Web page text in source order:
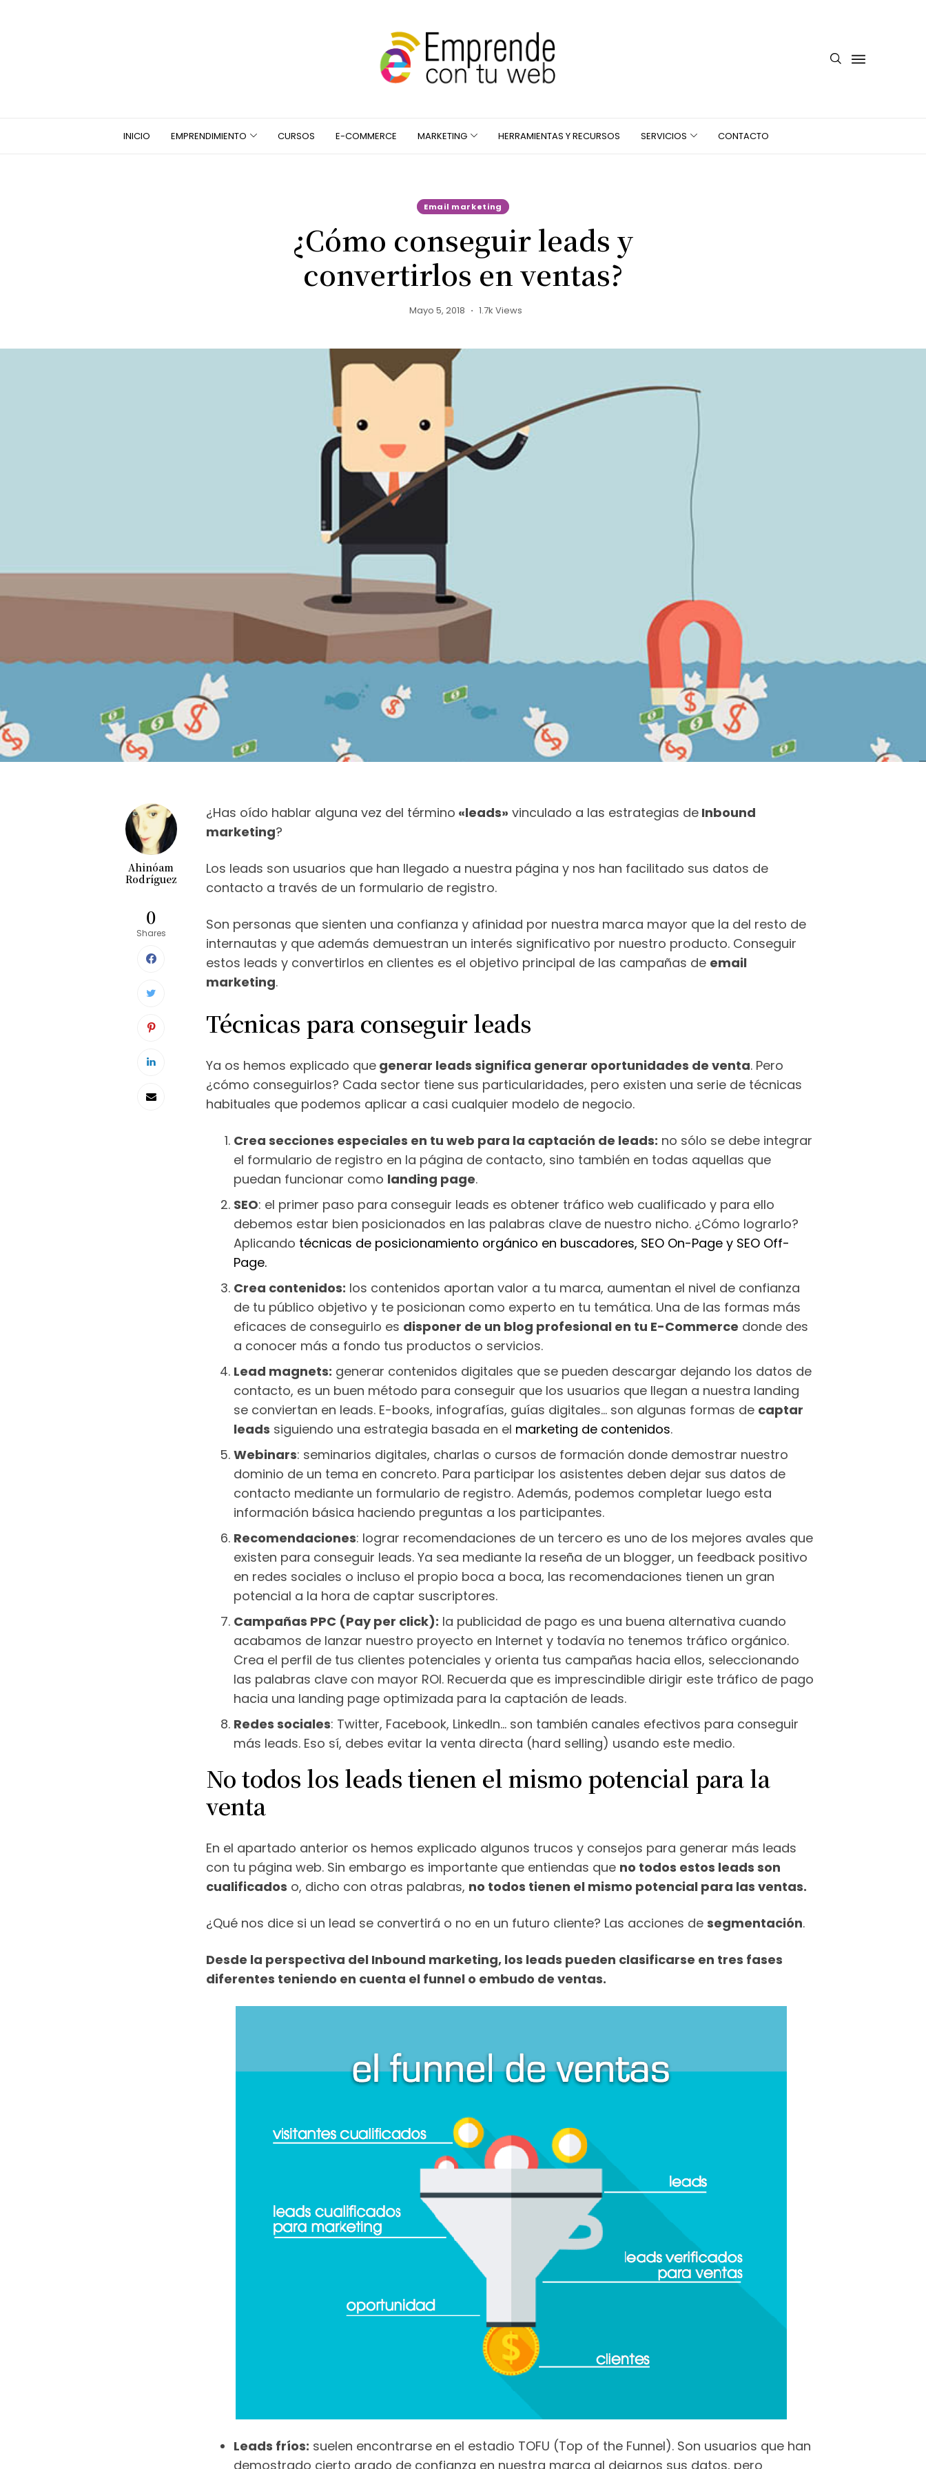
INICIO EMPRENDIMIENTO CURSOS E-COMMERCE MARKETING HERRAMIENTAS Y RECURSOS SERVICIOS CONTACTO
Email marketing
¿Cómo conseguir leads y
convertirlos en ventas?
Mayo 5, 2018 1.7k Views
Ahinóam
Rodríguez
0
Shares
¿Has oído hablar alguna vez del término «leads» vinculado a las estrategias de Inbound
marketing?
Los leads son usuarios que han llegado a nuestra página y nos han facilitado sus datos de
contacto a través de un formulario de registro.
Son personas que sienten una confianza y afinidad por nuestra marca mayor que la del resto de
internautas y que además demuestran un interés significativo por nuestro producto. Conseguir
estos leads y convertirlos en clientes es el objetivo principal de las campañas de email
marketing.
Técnicas para conseguir leads
Ya os hemos explicado que generar leads significa generar oportunidades de venta. Pero
¿cómo conseguirlos? Cada sector tiene sus particularidades, pero existen una serie de técnicas
habituales que podemos aplicar a casi cualquier modelo de negocio.
Crea secciones especiales en tu web para la captación de leads: no sólo se debe integrar
el formulario de registro en la página de contacto, sino también en todas aquellas que
puedan funcionar como landing page.
SEO: el primer paso para conseguir leads es obtener tráfico web cualificado y para ello
debemos estar bien posicionados en las palabras clave de nuestro nicho. ¿Cómo lograrlo?
Aplicando técnicas de posicionamiento orgánico en buscadores, SEO On-Page y SEO Off-
Page.
Crea contenidos: los contenidos aportan valor a tu marca, aumentan el nivel de confianza
de tu público objetivo y te posicionan como experto en tu temática. Una de las formas más
eficaces de conseguirlo es disponer de un blog profesional en tu E-Commerce donde des
a conocer más a fondo tus productos o servicios.
Lead magnets: generar contenidos digitales que se pueden descargar dejando los datos de
contacto, es un buen método para conseguir que los usuarios que llegan a nuestra landing
se conviertan en leads. E-books, infografías, guías digitales… son algunas formas de captar
leads siguiendo una estrategia basada en el marketing de contenidos.
Webinars: seminarios digitales, charlas o cursos de formación donde demostrar nuestro
dominio de un tema en concreto. Para participar los asistentes deben dejar sus datos de
contacto mediante un formulario de registro. Además, podemos completar luego esta
información básica haciendo preguntas a los participantes.
Recomendaciones: lograr recomendaciones de un tercero es uno de los mejores avales que
existen para conseguir leads. Ya sea mediante la reseña de un blogger, un feedback positivo
en redes sociales o incluso el propio boca a boca, las recomendaciones tienen un gran
potencial a la hora de captar suscriptores.
Campañas PPC (Pay per click): la publicidad de pago es una buena alternativa cuando
acabamos de lanzar nuestro proyecto en Internet y todavía no tenemos tráfico orgánico.
Crea el perfil de tus clientes potenciales y orienta tus campañas hacia ellos, seleccionando
las palabras clave con mayor ROI. Recuerda que es imprescindible dirigir este tráfico de pago
hacia una landing page optimizada para la captación de leads.
Redes sociales: Twitter, Facebook, LinkedIn… son también canales efectivos para conseguir
más leads. Eso sí, debes evitar la venta directa (hard selling) usando este medio.
No todos los leads tienen el mismo potencial para la
venta
En el apartado anterior os hemos explicado algunos trucos y consejos para generar más leads
con tu página web. Sin embargo es importante que entiendas que no todos estos leads son
cualificados o, dicho con otras palabras, no todos tienen el mismo potencial para las ventas.
¿Qué nos dice si un lead se convertirá o no en un futuro cliente? Las acciones de segmentación.
Desde la perspectiva del Inbound marketing, los leads pueden clasificarse en tres fases
diferentes teniendo en cuenta el funnel o embudo de ventas.
Leads fríos: suelen encontrarse en el estadio TOFU (Top of the Funnel). Son usuarios que han
demostrado cierto grado de confianza en nuestra marca al dejarnos sus datos, pero